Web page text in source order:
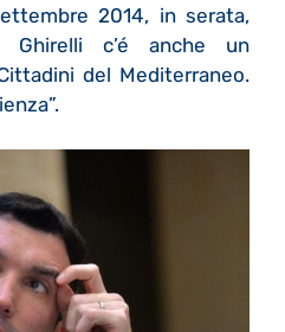
2014, in serata,
Ghirelli c’é anche un
del Mediterraneo.